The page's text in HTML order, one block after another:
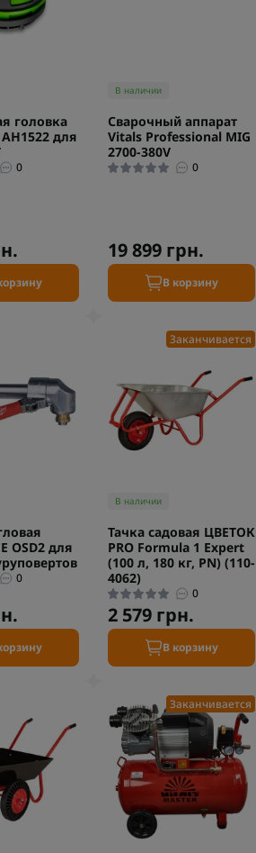
головка
для
0
В наличии
Сварочный аппарат
Vitals Professional MIG
2700-380V
0
19 899 грн.
В корзину
OSD2 для
0
Заканчивается
В наличии
Тачка садовая ЦВЕТОК
PRO Formula 1 Expert
(100 л, 180 кг, PN) (110-
4062)
0
2 579 грн.
В корзину
Заканчивается